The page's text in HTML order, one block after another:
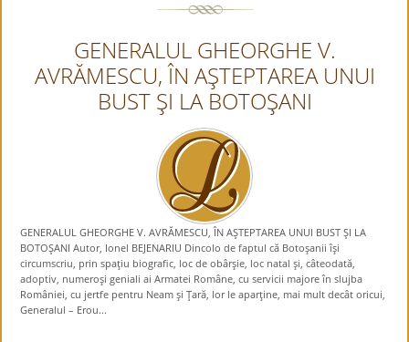
GENERALUL GHEORGHE V.
AVRĂMESCU, ÎN AŞTEPTAREA UNUI
BUST ŞI LA BOTOŞANI
GENERALUL GHEORGHE V. AVRĂMESCU, ÎN AŞTEPTAREA UNUI BUST ŞI LA
BOTOŞANI Autor, Ionel BEJENARIU Dincolo de faptul că Botoşanii îşi
circumscriu, prin spaţiu biografic, loc de obârşie, loc natal şi, câteodată,
adoptiv, numeroşi geniali ai Armatei Române, cu servicii majore în slujba
României, cu jertfe pentru Neam şi Ţară, lor le aparţine, mai mult decât oricui,
Generalul – Erou...